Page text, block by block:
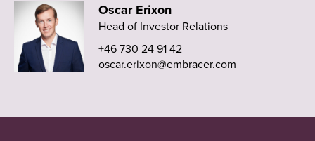
Oscar Erixon
Head of Investor Relations
+46 730 24 91 42
oscar.erixon@embracer.com